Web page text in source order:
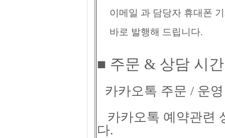
이메일 과 담당자 휴대폰
바로 발행해 드립니다.
■ 주문 & 상담 시
카카오톡 주문 / 운
카카오톡 예약관련
다.